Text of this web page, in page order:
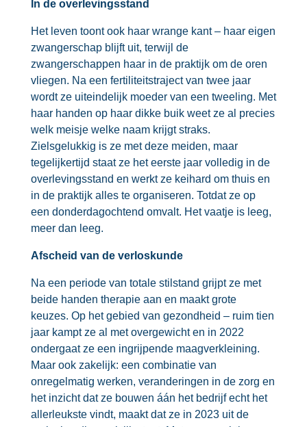
In de overlevingsstand
Het leven toont ook haar wrange kant – haar eigen
zwangerschap blijft uit, terwijl de
zwangerschappen haar in de praktijk om de oren
vliegen. Na een fertiliteitstraject van twee jaar
wordt ze uiteindelijk moeder van een tweeling. Met
haar handen op haar dikke buik weet ze al precies
welk meisje welke naam krijgt straks.
Zielsgelukkig is ze met deze meiden, maar
tegelijkertijd staat ze het eerste jaar volledig in de
overlevingsstand en werkt ze keihard om thuis en
in de praktijk alles te organiseren. Totdat ze op
een donderdagochtend omvalt. Het vaatje is leeg,
meer dan leeg.
Afscheid van de verloskunde
Na een periode van totale stilstand grijpt ze met
beide handen therapie aan en maakt grote
keuzes. Op het gebied van gezondheid – ruim tien
jaar kampt ze al met overgewicht en in 2022
ondergaat ze een ingrijpende maagverkleining.
Maar ook zakelijk: een combinatie van
onregelmatig werken, veranderingen in de zorg en
het inzicht dat ze bouwen áán het bedrijf echt het
allerleukste vindt, maakt dat ze in 2023 uit de